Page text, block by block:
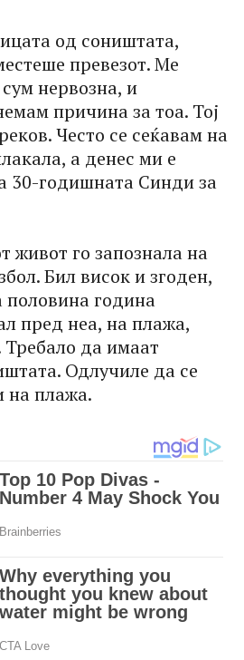
од соништата,
превезот. Ме
нервозна, и
причина за тоа. Тој
Често се сеќавам на
а денес ми е
30-годишната Синди за
живот го запознала на
Бил висок и згоден,
половина година
пред неа, на плажа,
Требало да имаат
Одлучиле да се
на плажа.